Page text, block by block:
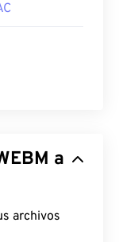
archivos